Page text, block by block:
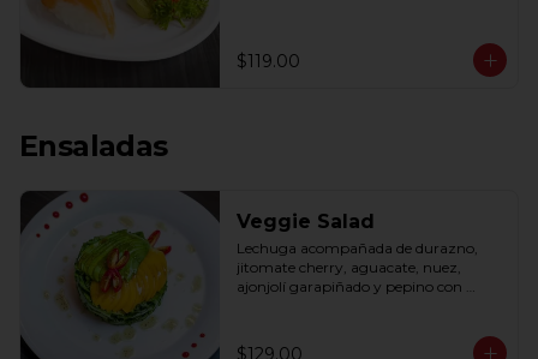
$119.00
Ensaladas
Veggie Salad
Lechuga acompañada de durazno,
jitomate cherry, aguacate, nuez,
ajonjolí garapiñado y pepino con
$129.00